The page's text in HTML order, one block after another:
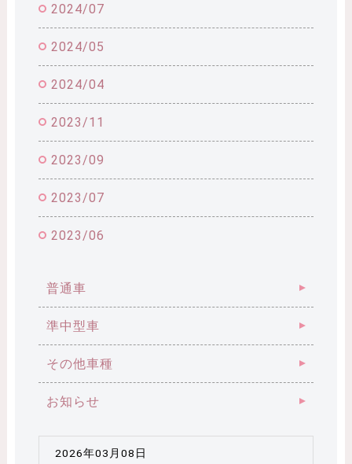
2024/07
2024/05
2024/04
2023/11
2023/09
2023/07
2023/06
普通車
準中型車
その他車種
お知らせ
2026年03月08日